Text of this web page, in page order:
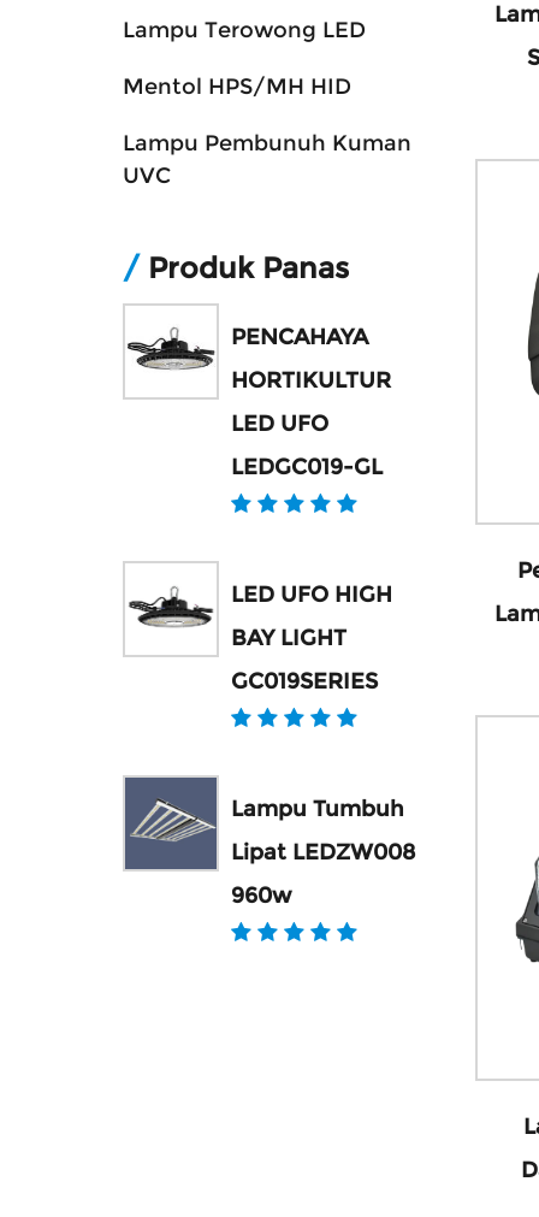
Lampu Terowong LED
Mentol HPS/MH HID
Lampu Pembunuh Kuman
UVC
/ Produk Panas
PENCAHAYA
HORTIKULTUR
LED UFO
LEDGC019-GL
LED UFO HIGH
BAY LIGHT
GC019SERIES
Lampu Tumbuh
Lipat LEDZW008
960w